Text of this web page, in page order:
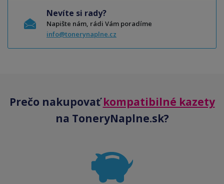
Nevíte si rady?
Napište nám, rádi Vám poradíme
info@tonerynaplne.cz
Prečo nakupovaťkompatibilné kazety
na ToneryNaplne.sk?